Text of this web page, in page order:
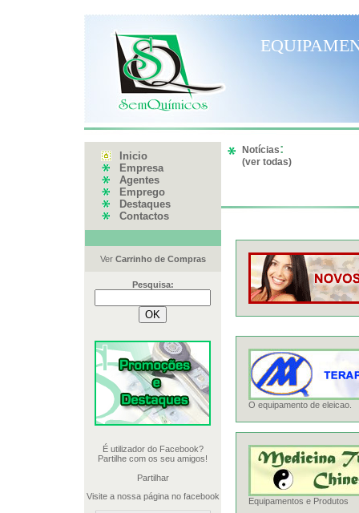
Inicio
Empresa
Agentes
Emprego
Destaques
Contactos
Ver Carrinho de Compras
Pesquisa:
É utilizador do Facebook?
Partilhe com os seu amigos!
Partilhar
Visite a nossa página no facebook
Notícias:
(ver todas)
O equipamento de eleicao.
Equipamentos e Produtos